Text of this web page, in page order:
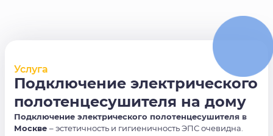
Услуга
Подключение электрического
полотенцесушителя на дому
Подключение электрического полотенцесушителя в
Москве – эстетичность и гигиеничность ЭПС очевидна.